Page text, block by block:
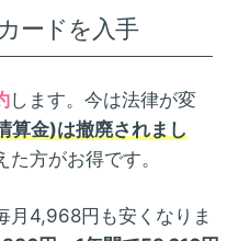
ードを入手
します。今は法律が変
算金)は撤廃されまし
方がお得です。
月4,968円も安くなりま